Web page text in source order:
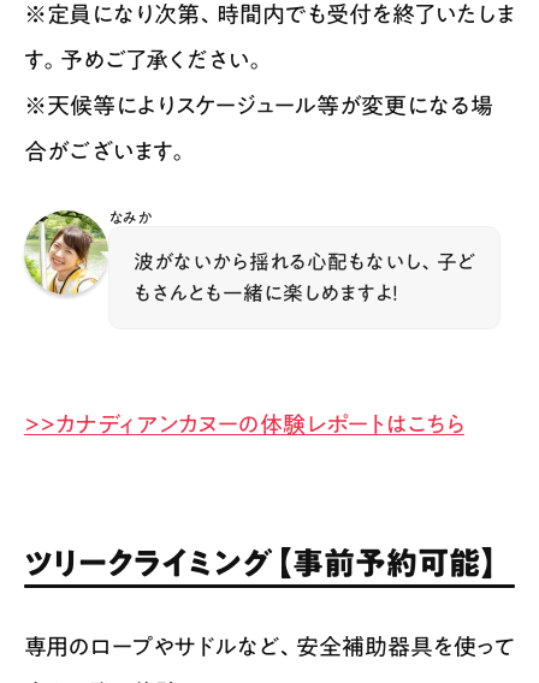
※定員になり次第、時間内でも受付を終了いたしま
す。予めご了承ください。
※天候等によりスケージュール等が変更になる場
合がございます。
なみか
波がないから揺れる心配もないし、子ど
もさんとも一緒に楽しめますよ！
>>カナディアンカヌーの体験レポートはこちら
ツリークライミング【事前予約可能】
専用のロープやサドルなど、安全補助器具を使って